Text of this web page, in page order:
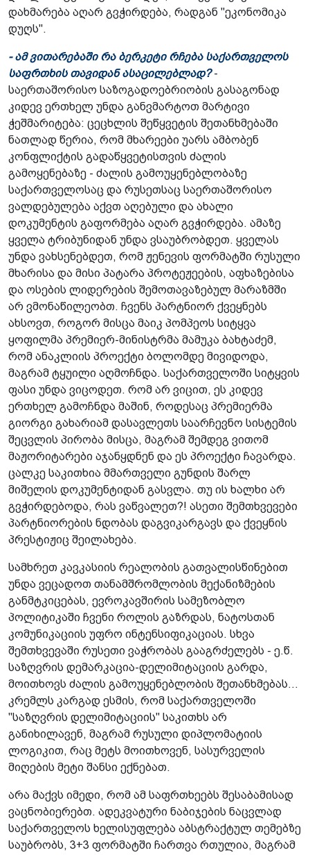
დახმარება აღარ გვჭირდება, რადგან "ეკონომიკა
დუღს".
- ამ ვითარებაში რა ბერკეტი რჩება საქართველოს
საფრთხის თავიდან ასაცილებლად?-
საერთაშორისო საზოგადოებრიობის გასაგონად
კიდევ ერთხელ უნდა განვმარტოთ მარტივი
ჭეშმარიტება: ცეცხლის შეწყვეტის შეთანხმებაში
ნათლად წერია, რომ მხარეები უარს ამბობენ
კონფლიქტის გადაწყვეტისთვის ძალის
გამოყენებაზე - ძალის გამოუყენებლობაზე
საქართველოსაც და რუსეთსაც საერთაშორისო
ვალდებულება აქვთ აღებული და ახალი
დოკუმენტის გაფორმება აღარ გვჭირდება. ამაზე
ყველა ტრიბუნიდან უნდა ვსაუბრობდეთ. ყველას
უნდა ვახსენებდეთ, რომ ჟენევის ფორმატში რუსული
მხარისა და მისი პატარა პროტეჟეების, აფხაზებისა
და ოსების ლიდერების შემოთავაზებულ მარაზმში
არ ვმონაწილეობთ. ჩვენს პარტნიორ ქვეყნებს
ახსოვთ, როგორ მისცა მაიკ პომპეოს სიტყვა
ყოფილმა პრემიერ-მინისტრმა მამუკა ბახტაძემ,
რომ ანაკლიის პროექტი ბოლომდე მივიდოდა,
მაგრამ ტყუილი აღმოჩნდა. საქართველოში სიტყვის
ფასი უნდა ვიცოდეთ. რომ არ ვიცით, ეს კიდევ
ერთხელ გამოჩნდა მაშინ, როდესაც პრემიერმა
გიორგი გახარიამ დასავლეთს საარჩევნო სისტემის
შეცვლის პირობა მისცა, მაგრამ შემდეგ ვითომ
მაჟორიტარები აჯანყდნენ და ეს პროექტი ჩავარდა.
ცალკე საკითხია მმართველი გუნდის შარლ
მიშელის დოკუმენტიდან გასვლა. თუ ის ხალხი არ
გვჭირდებოდა, რას ვაწვალეთ?! ასეთი შემთხვევები
პარტნიორების ნდობას დაგვიკარგავს და ქვეყნის
პრესტიჟიც შეილახება.
სამხრეთ კავკასიის რეალობის გათვალისწინებით
უნდა ვეცადოთ თანამშრომლობის მექანიზმების
განმტკიცებას, ევროკავშირის სამეზობლო
პოლიტიკაში ჩვენი როლის გაზრდას, ნატოსთან
კომუნიკაციის უფრო ინტენსიფიკაციას. სხვა
შემთხვევაში რუსეთი ვაჭრობას გააგრძელებს - ე.წ.
საზღვრის დემარკაცია-დელიმიტაციის გარდა,
მოითხოვს ძალის გამოუყენებლობის შეთანხმებას...
კრემლს კარგად ესმის, რომ საქართველოში
"საზღვრის დელიმიტაციის" საკითხს არ
განიხილავენ, მაგრამ რუსული დიპლომატიის
ლოგიკით, რაც მეტს მოითხოვენ, სასურველის
მიღების მეტი შანსი ექნებათ.
არა მაქვს იმედი, რომ ამ საფრთხეებს შესაბამისად
ვაცნობიერებთ. ადეკვატური ნაბიჯების ნაცვლად
საქართველოს ხელისუფლება აბსტრაქტულ თემებზე
საუბრობს, 3+3 ფორმატში ჩართვა რთულია, მაგრამ